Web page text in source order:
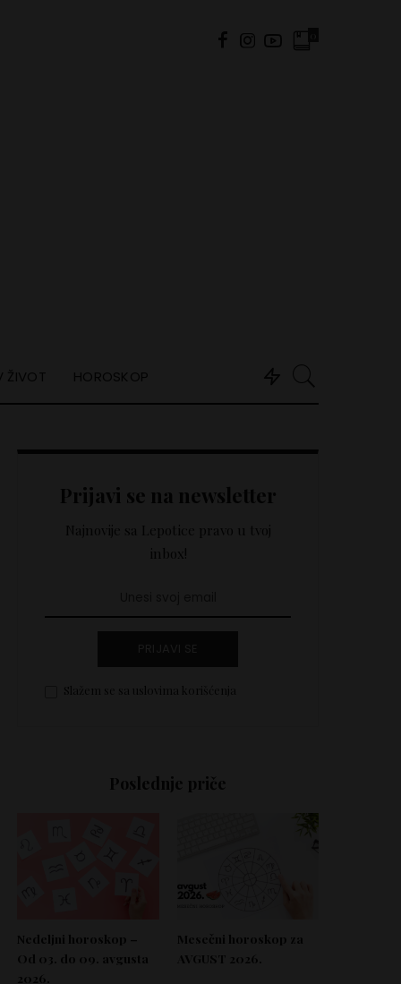
ŽIVOT HOROSKOP
Prijavi se na newsletter
Najnovije sa Lepotice pravo u tvoj
inbox!
Slažem se sa uslovima korišćenja
Poslednje priče
Nedeljni horoskop –
Od 03. do 09. avgusta
2026.
Mesečni horoskop za
AVGUST 2026.